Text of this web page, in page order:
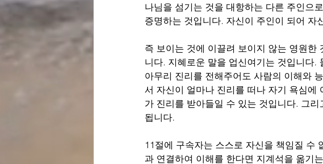
나님을 섬기는 것을 대항하는 다른 주인으
증명하는 것입니다. 자신이 주인이 되어
즉 보이는 것에 이끌려 보이지 않는 영원한
니다. 지혜로운 말을 업신여기는 것입니다
아무리 진리를 전해주어도 사람의 이해와
서 자신이 얼마나 진리를 떠나 자기 욕심
가 진리를 받아들일 수 있는 것입니다. 그
됩니다.
11절에 구속자는 스스로 자신을 책임질 수
과 연결하여 이해를 한다면 지계석을 옮기